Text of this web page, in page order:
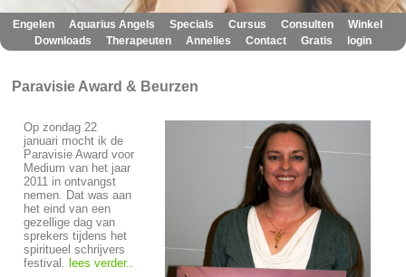
Engelen Aquarius Angels Specials Cursus Consulten Winkel
Downloads Therapeuten Annelies Contact Gratis login
Paravisie Award & Beurzen
Op zondag 22
januari mocht ik de
Paravisie Award voor
Medium van het jaar
2011 in ontvangst
nemen. Dat was aan
het eind van een
gezellige dag van
sprekers tijdens het
spiritueel schrijvers
festival. lees verder..